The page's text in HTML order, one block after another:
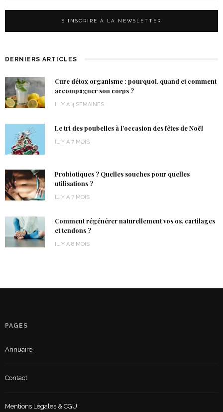
DERNIERS ARTICLES
Cure détox organisme : pourquoi, quand et comment
accompagner son corps ?
IL Y A 4 SEMAINES
Le tri des poubelles à l’occasion des fêtes de Noël
IL Y A 7 MOIS
Probiotiques ? Quelles souches pour quelles
utilisations ?
IL Y A 7 MOIS
Comment régénérer naturellement vos os, cartilages
et tendons ?
IL Y A 8 MOIS
PAGES
Annuaire
Contact
Mentions Légales & CGU